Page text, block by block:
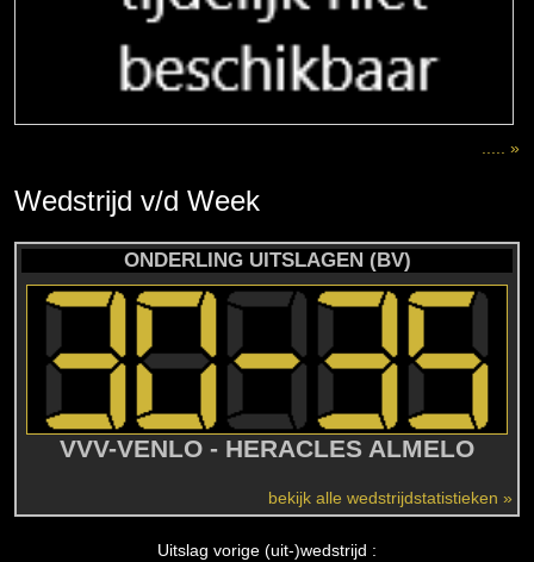
..... »
Wedstrijd v/d Week
ONDERLING UITSLAGEN (BV)
VVV-VENLO - HERACLES ALMELO
bekijk alle wedstrijdstatistieken »
Uitslag vorige (uit-)wedstrijd :